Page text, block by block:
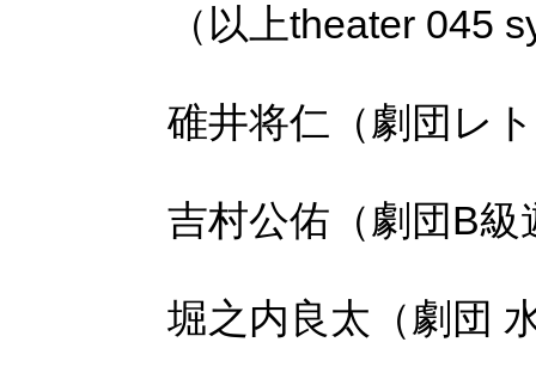
（以上theater 045
碓井将仁（劇団レ
吉村公佑（劇団B級
堀之内良太（劇団